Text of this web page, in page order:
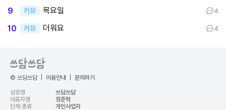
9 커뮤 목요일 4
10 커뮤 더워요 4
© 쓰담쓰담 이용안내 문의하기
상호명
쓰담쓰담
대표자명
정준혁
단체 종류
개인사업자